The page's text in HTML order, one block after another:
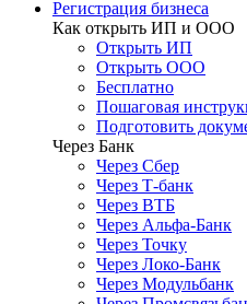
Регистрация бизнеса
Как открыть ИП и ООО
Открыть ИП
Открыть ООО
Бесплатно
Пошаговая
Подготовить
Через Банк
Через Сбер
Через Т-банк
Через ВТБ
Через Альфа-Банк
Через Точку
Через Локо-Банк
Через Модульбанк